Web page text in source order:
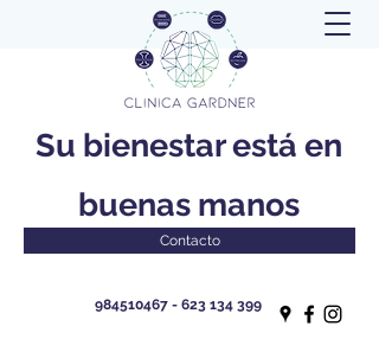
Su bienestar está en
buenas manos
Contacto
984510467 - 623 134399